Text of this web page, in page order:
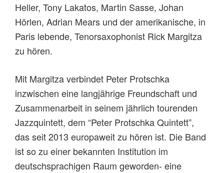
Heller, Tony Lakatos, Martin Sasse, Johan
Hörlen, Adrian Mears und der amerikanische, in
Paris lebende, Tenorsaxophonist Rick Margitza
zu hören.
Mit Margitza verbindet Peter Protschka
inzwischen eine langjährige Freundschaft und
Zusammenarbeit in seinem jährlich tourenden
Jazzquintett, dem “Peter Protschka Quintett”,
das seit 2013 europaweit zu hören ist. Die Band
ist so zu einer bekannten Institution im
deutschsprachigen Raum geworden- eine